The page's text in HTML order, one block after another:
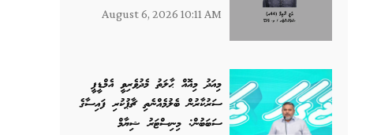
August 6, 2026 10:11 AM
މިއަދު މިއޮއް ޙާލަތު މެދުވެރިވީ އެމްޑީޕީ
ސަރުކާރުން ބެލުމެއްނެތި ޗާޕުކުރި ފައިސާގެ
ސަބަބުން: މިނިސްޓަރު ޝިޔާމް